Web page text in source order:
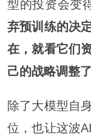
型的投资会变
弃预训练的决
在，就看它们
己的战略调整
除了大模型自
位，也让这波